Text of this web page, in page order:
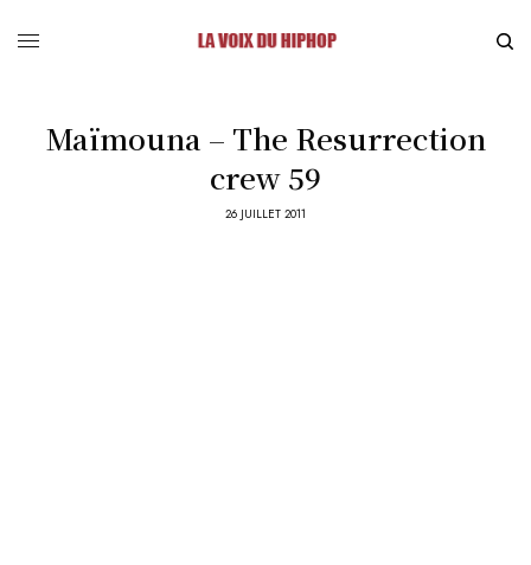
Maïmouna – The Resurrection
crew 59
26 JUILLET 2011